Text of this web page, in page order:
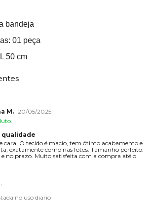
bandeja
01 peça
50 cm
M. 20/05/2025
qualidade
cara. O tecido é macio, tem ótimo acabamento e
exatamente como nas fotos. Tamanho perfeito.
no prazo. Muito satisfeita com a compra até o
no uso diário